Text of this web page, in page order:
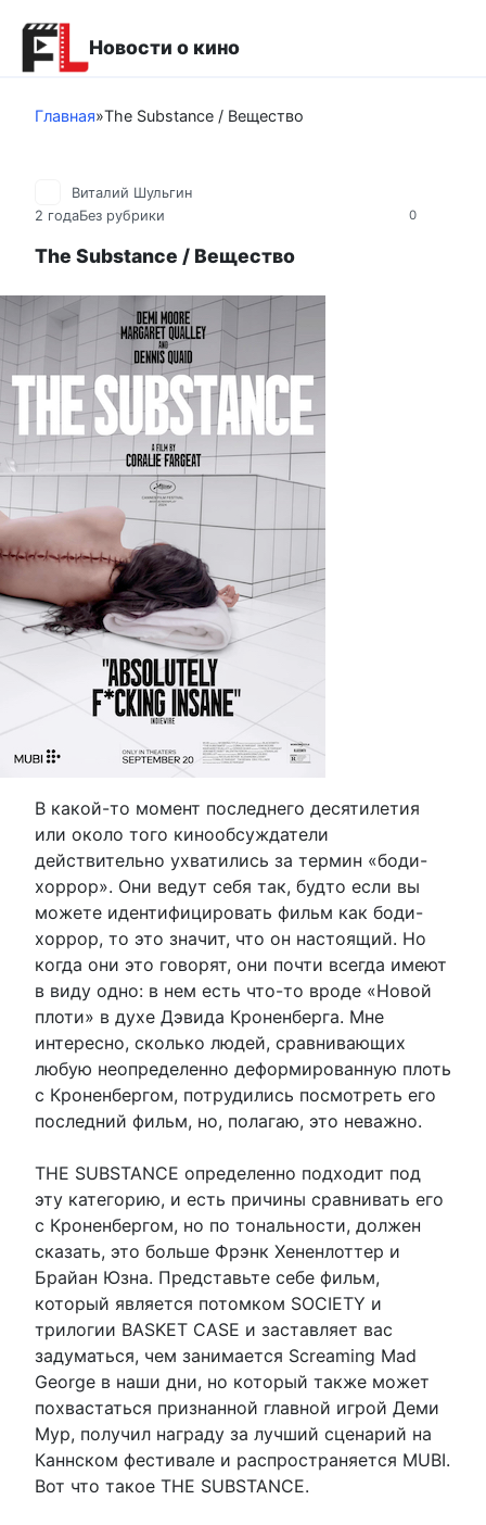
контенту
Новости о кино
Главная»The Substance / Вещество
0
Виталий Шульгин
2 годаБез рубрики
The Substance / Вещество
В какой-то момент последнего десятилетия
или около того кинообсуждатели
действительно ухватились за термин «боди-
хоррор». Они ведут себя так, будто если вы
можете идентифицировать фильм как боди-
хоррор, то это значит, что он настоящий. Но
когда они это говорят, они почти всегда имеют
в виду одно: в нем есть что-то вроде «Новой
плоти» в духе Дэвида Кроненберга. Мне
интересно, сколько людей, сравнивающих
любую неопределенно деформированную плоть
с Кроненбергом, потрудились посмотреть его
последний фильм, но, полагаю, это неважно.
THE SUBSTANCE определенно подходит под
эту категорию, и есть причины сравнивать его
с Кроненбергом, но по тональности, должен
сказать, это больше Фрэнк Хененлоттер и
Брайан Юзна. Представьте себе фильм,
который является потомком SOCIETY и
трилогии BASKET CASE и заставляет вас
задуматься, чем занимается Screaming Mad
George в наши дни, но который также может
похвастаться признанной главной игрой Деми
Мур, получил награду за лучший сценарий на
Каннском фестивале и распространяется MUBI.
Вот что такое THE SUBSTANCE.